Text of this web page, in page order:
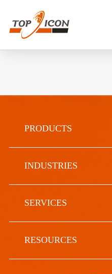
PRODUCTS
INDUSTRIES
SERVICES
RESOURCES